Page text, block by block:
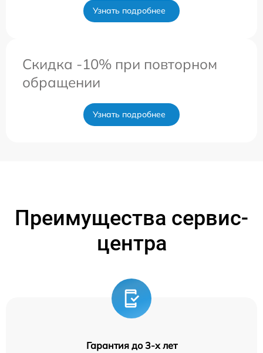
Узнать подробнее
Скидка -10% при повторном
обращении
Узнать подробнее
Преимущества сервис-
центра
Гарантия до 3-х лет